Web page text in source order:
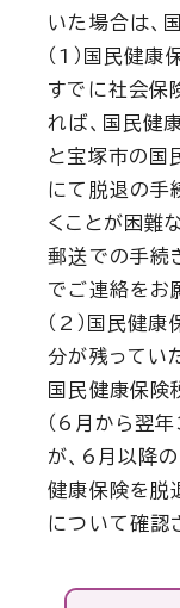
いた場合は、
（1）国民健
すでに社会保
れば、国民健
と宝塚市の国
にて脱退の手
くことが困難
郵送での手続
でご連絡をお
（2）国民健
分が残ってい
国民健康保険
（6月から翌
が、6月以降
健康保険を脱
について確認